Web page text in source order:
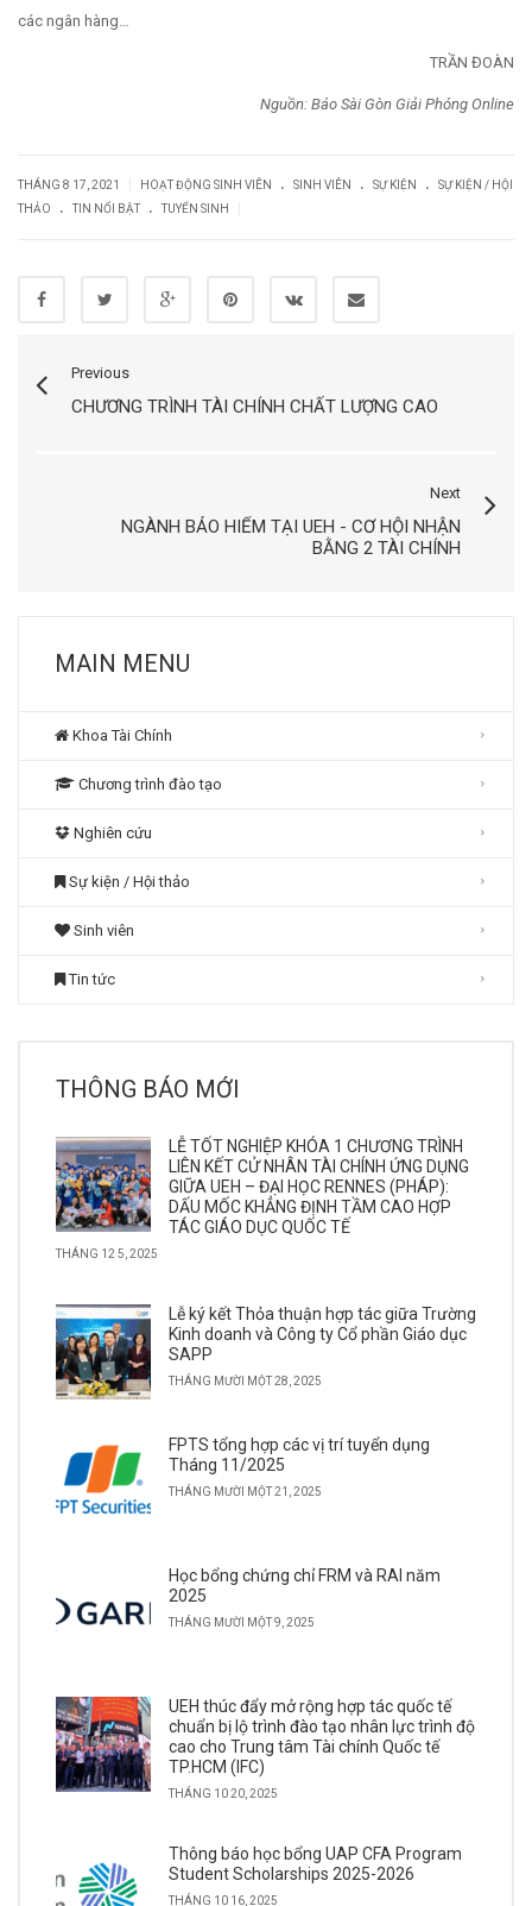
các ngân hàng…
TRẦN ĐOÀN
Nguồn: Báo Sài Gòn Giải Phóng Online
THÁNG 8 17, 2021 HOẠT ĐỘNG SINH VIÊN . SINH VIÊN . SỰ KIỆN .
SỰ KIỆN / HỘI
THẢO
. TIN NỔI BẬT . TUYỂN SINH
Previous
CHƯƠNG TRÌNH TÀI CHÍNH CHẤT LƯỢNG CAO
Next
NGÀNH BẢO HIỂM TẠI UEH - CƠ HỘI NHẬN
BẰNG 2 TÀI CHÍNH
MAIN MENU
Khoa Tài Chính
Chương trình đào tạo
Nghiên cứu
Sự kiện / Hội thảo
Sinh viên
Tin tức
THÔNG BÁO MỚI
LỄ TỐT NGHIỆP KHÓA 1 CHƯƠNG TRÌNH
LIÊN KẾT CỬ NHÂN TÀI CHÍNH ỨNG DỤNG
GIỮA UEH – ĐẠI HỌC RENNES (PHÁP):
DẤU MỐC KHẲNG ĐỊNH TẦM CAO HỢP
TÁC GIÁO DỤC QUỐC TẾ
THÁNG 12 5, 2025
Lễ ký kết Thỏa thuận hợp tác giữa Trường
Kinh doanh và Công ty Cổ phần Giáo dục
SAPP
THÁNG MƯỜI MỘT 28, 2025
FPTS tổng hợp các vị trí tuyển dụng
Tháng 11/2025
THÁNG MƯỜI MỘT 21, 2025
Học bổng chứng chỉ FRM và RAI năm
2025
THÁNG MƯỜI MỘT 9, 2025
UEH thúc đẩy mở rộng hợp tác quốc tế
chuẩn bị lộ trình đào tạo nhân lực trình độ
cao cho Trung tâm Tài chính Quốc tế
TP.HCM (IFC)
THÁNG 10 20, 2025
Thông báo học bổng UAP CFA Program
Student Scholarships 2025-2026
THÁNG 10 16, 2025